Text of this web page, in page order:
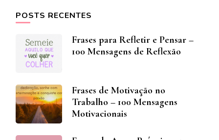
POSTS RECENTES
Frases para Refletir e Pensar –
100 Mensagens de Reflexão
Frases de Motivação no
Trabalho – 100 Mensagens
Motivacionais